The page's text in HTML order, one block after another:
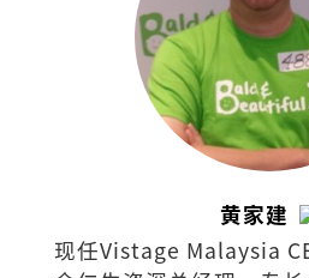
黄家建
现任Vistage Malaysia